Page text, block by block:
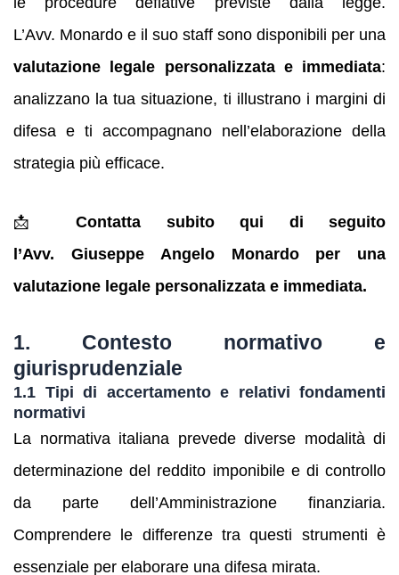
L’Avv. Monardo e il suo staff sono disponibili per una
valutazione legale personalizzata e immediata:
analizzano la tua situazione, ti illustrano i margini di
difesa e ti accompagnano nell’elaborazione della
strategia più efficace.
📩 Contatta subito qui di seguito
l’Avv. Giuseppe Angelo Monardo per una
valutazione legale personalizzata e immediata.
1. Contesto normativo e
giurisprudenziale
1.1 Tipi di accertamento e relativi fondamenti
normativi
La normativa italiana prevede diverse modalità di
determinazione del reddito imponibile e di controllo
da parte dell’Amministrazione finanziaria.
Comprendere le differenze tra questi strumenti è
essenziale per elaborare una difesa mirata.